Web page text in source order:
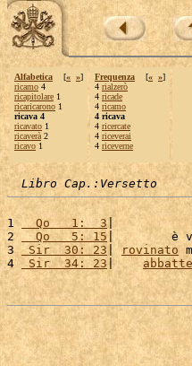
Alfabetica [« »]
ricamo 4
ricapitolare 1
ricaricarono 1
ricava 4
ricavato 1
ricaverà 2
ricavo 1
Frequenza [« »]
4 rialzerò
4 ricade
4 ricamo
4 ricava
4 ricercate
4 riceverai
4 riceverne
Libro Cap.:Versetto
1
  Qo   1:  3
|
2
  Qo   5: 15
|        è
3 Sir  30: 23 | rovinato
4
Sir  34: 23| abbatte